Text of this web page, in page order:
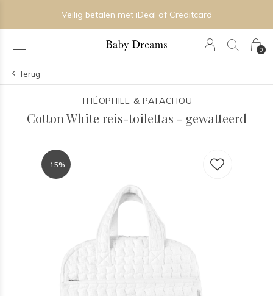
0
Veilig betalen met iDeal of Creditcard
Terug
THÉOPHILE & PATACHOU
Cotton White reis-toilettas - gewatteerd
-15%